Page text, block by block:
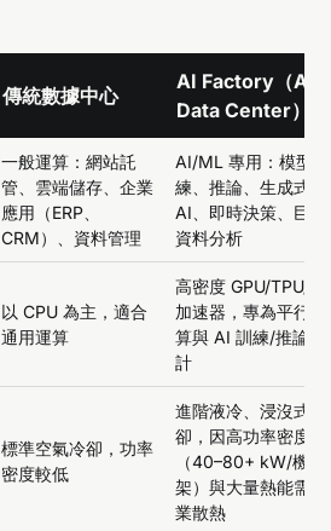
傳統數據中心
AI Factory（AI
Data Center）
一般運算：網站託
管、雲端儲存、企業
應用（ERP、
CRM）、資料管理
AI/ML 專用：模型訓
練、推論、生成式
AI、即時決策、巨量
資料分析
以 CPU 為主，適合
通用運算
高密度 GPU/TPU/AI
加速器，專為平行運
算與 AI 訓練/推論設
計
標準空氣冷卻，功率
密度較低
進階液冷、浸沒式冷
卻，因高功率密度
（40–80+ kW/機
架）與大量熱能需專
業散熱